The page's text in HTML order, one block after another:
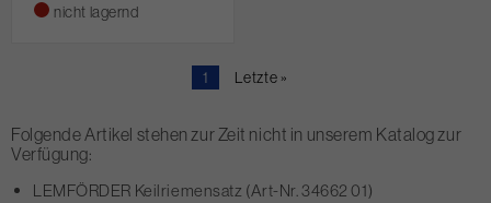
nicht lagernd
Aktuelle
Seite
1
Letzte
Letzte »
Folgende Artikel stehen zur Zeit nicht in unserem Katalog zur
Verfügung:
LEMFÖRDER Keilriemensatz (Art-Nr. 34662 01)